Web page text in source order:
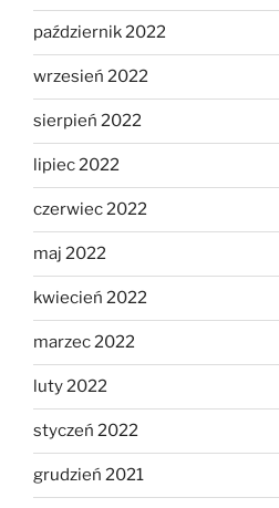
październik 2022
wrzesień 2022
sierpień 2022
lipiec 2022
czerwiec 2022
maj 2022
kwiecień 2022
marzec 2022
luty 2022
styczeń 2022
grudzień 2021